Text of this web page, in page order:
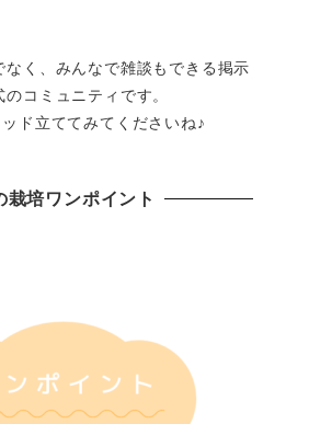
なく、みんなで雑談もできる掲示
のコミュニティです。
ド立ててみてくださいね♪
栽培ワンポイント